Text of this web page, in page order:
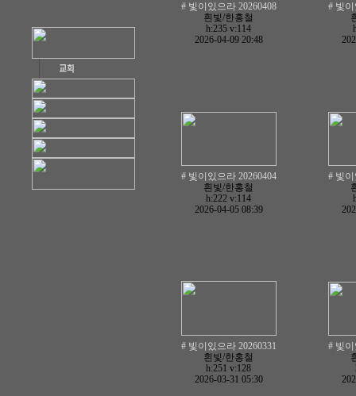
# 빛이있으라 20260408
흰빛/한홍철
h:235 v:114
2026-04-09 20:48
# 빛이
# 빛이있으라 20260404
흰빛/한홍철
h:222 v:114
2026-04-05 08:39
# 빛이
# 빛이있으라 20260331
흰빛/한홍철
h:251 v:128
2026-03-31 05:30
# 빛이